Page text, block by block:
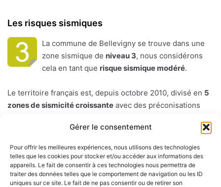
Gérer le consentement
Pour offrir les meilleures expériences, nous utilisons des technologies
telles que les cookies pour stocker et/ou accéder aux informations des
appareils. Le fait de consentir à ces technologies nous permettra de
traiter des données telles que le comportement de navigation ou les ID
uniques sur ce site. Le fait de ne pas consentir ou de retirer son
Les risques sismiques
La commune de Bellevigny se trouve dans une
zone sismique de niveau 3, nous considérons
cela en tant que risque sismique modéré.
Le territoire français est, depuis octobre 2010, divisé en 5
zones de sismicité croissante avec des préconisations
l'environnement. C'est notamment l'étude de l'aléa
sismique (probabilité d'un séisme dans une région donnée
sur une période donnée mesuée à partir des précédents
séismes) qui a fourni les bases de cette nouvelle
classification.